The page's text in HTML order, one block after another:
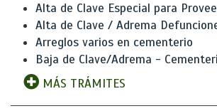
Alta de Clave Especial para
Alta de Clave / Adrema
Arreglos varios en cementerio
Baja de Clave/Adrema -
MÁS TRÁMITES